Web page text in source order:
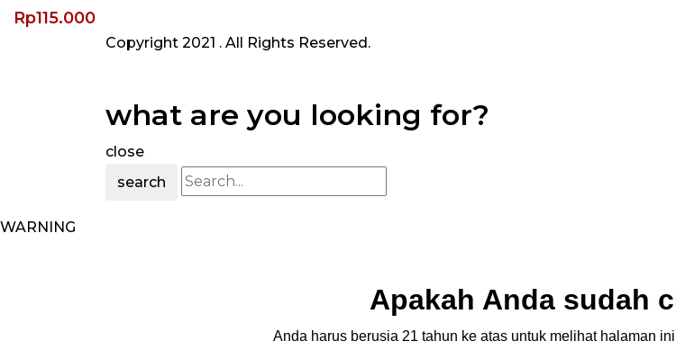
Rp115.000
Copyright 2021 . All Rights Reserved.
what are you looking for?
close
search
WARNING
Apakah Anda sudah
Anda harus berusia 21 tahun ke atas untuk melihat halaman